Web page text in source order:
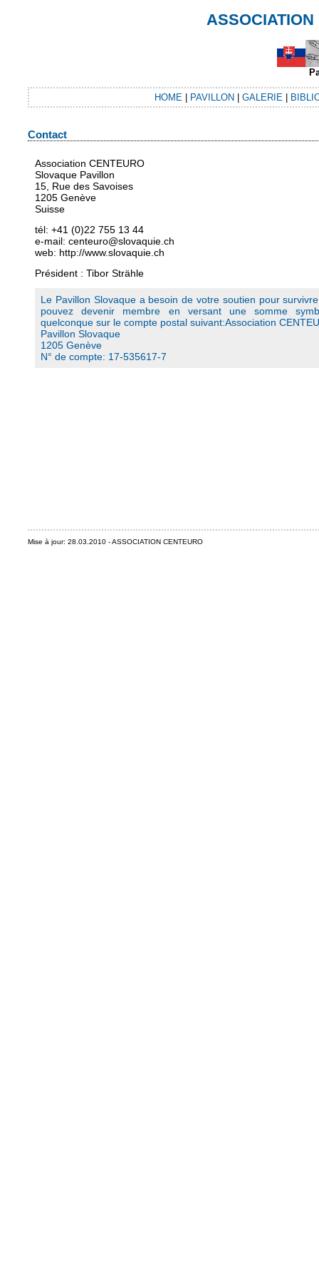
HOME | PAVILLON| GALERIE |
Contact
Association CENTEURO
Slovaque Pavillon
15, Rue des Savoises
1205 Genève
Suisse
tél: +41 (0)22 755 13 44
e-mail: centeuro@slovaquie.ch
web: http://www.slovaquie.ch
Président : Tibor Strähle
Le Pavillon Slovaque a besoin de votre soutien pour
pouvez devenir membre en versant une somme
quelconque sur le compte postal suivant:Association
Pavillon Slovaque
1205 Genève
N° de compte: 17-535617-7
Mise à jour: 28.03.2010 - ASSOCIATION CENTEURO